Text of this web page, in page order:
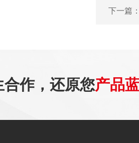
下一篇
作，还原您产品